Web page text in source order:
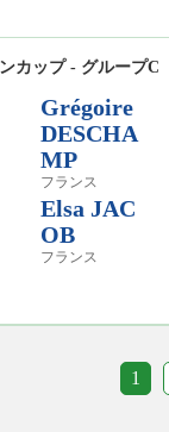
カップ - グループC
Grégoire
DESCHA
MP
フランス
Elsa JAC
OB
フランス
1